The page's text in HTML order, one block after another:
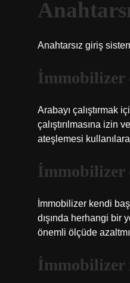
Anahtarsız giriş
İmmobilizer
Arabayı çalıştırmak
çalıştırılmasına izin
ateşlemesi
İmmobilizer
İmmobilizer kendi
dışında herhangi bir
önemli ölçüde
İmmobilizer